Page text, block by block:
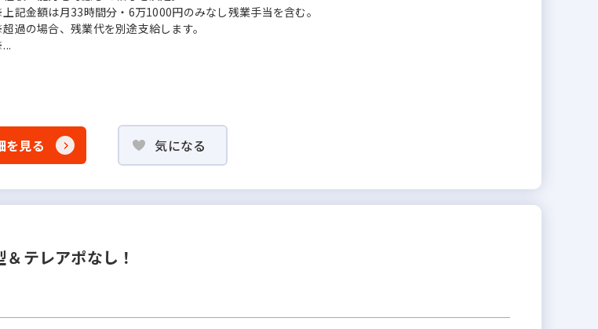
記金額は月33時間分・6万1000円のみなし残業手当を含む。
過の場合、残業代を別途支給します。
を見る 気になる
テレアポなし！